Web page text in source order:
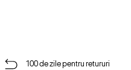
100 de zile pentru retururi